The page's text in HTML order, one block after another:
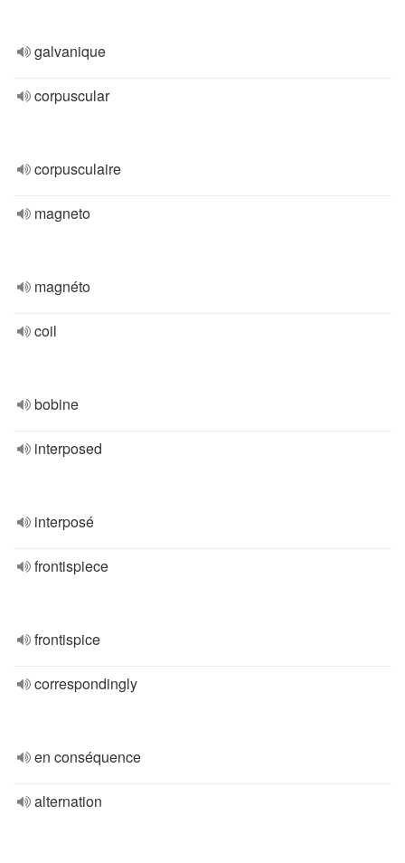
galvanique
corpuscular
corpusculaire
magneto
magnéto
coil
bobine
interposed
interposé
frontispiece
frontispice
correspondingly
en conséquence
alternation